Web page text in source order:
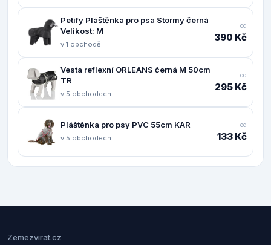
Petify Pláštěnka pro psa Stormy černá
Velikost: M
v 1 obchodě
od
390 Kč
Vesta reflexní ORLEANS černá M 50cm
TR
v 5 obchodech
od
295 Kč
Pláštěnka pro psy PVC 55cm KAR
v 5 obchodech
od
133 Kč
Zemezvirat.cz